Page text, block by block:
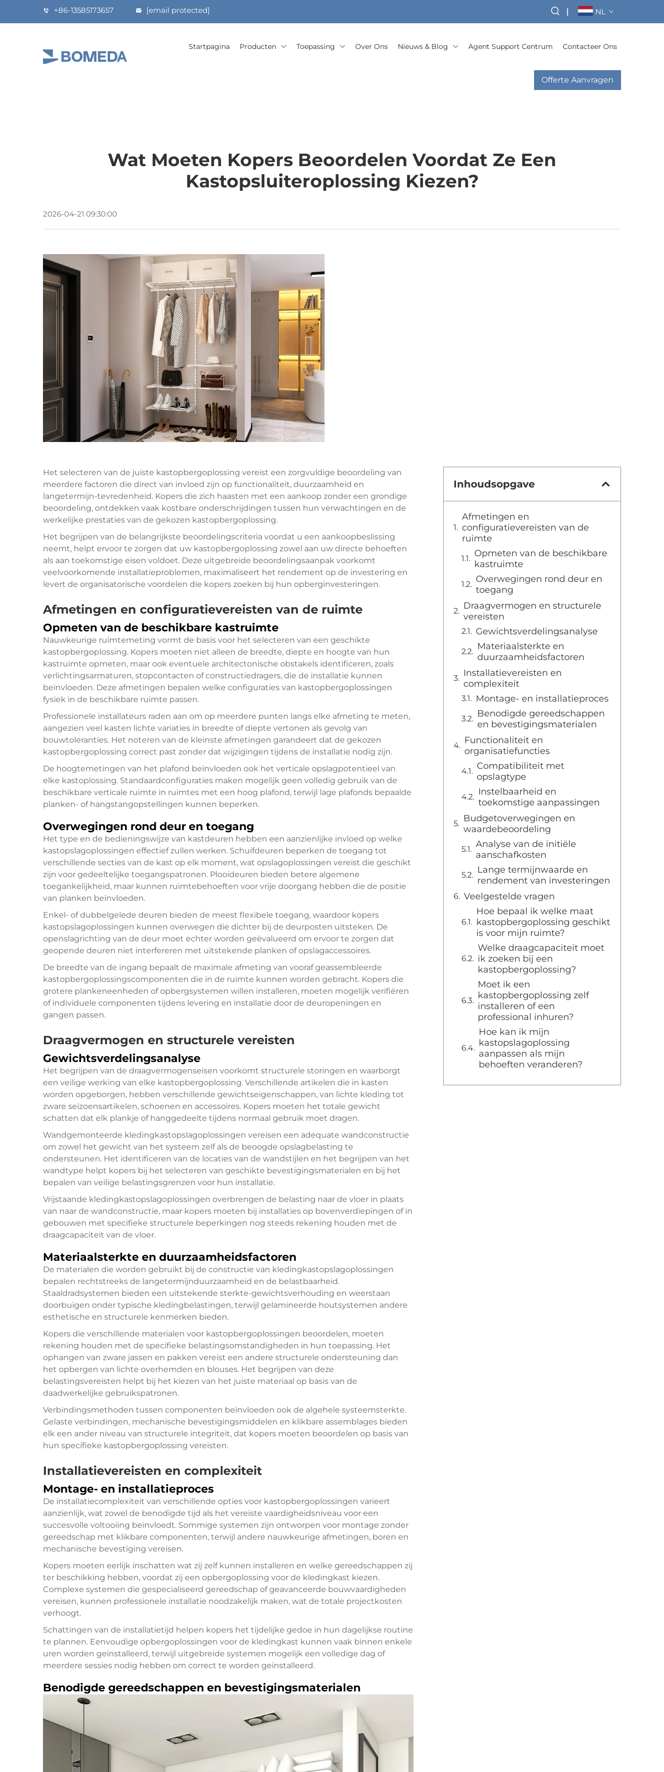
+86-13585173657 [email protected] | NL
Startpagina Producten Toepassing Over Ons Nieuws & Blog Agent Support Centrum Contacteer Ons
Offerte Aanvragen
Wat Moeten Kopers Beoordelen Voordat Ze Een
Kastopsluiteroplossing Kiezen?
2026-04-21 09:30:00
Het selecteren van de juiste kastopbergoplossing vereist een zorgvuldige beoordeling van
meerdere factoren die direct van invloed zijn op functionaliteit, duurzaamheid en
langetermijn-tevredenheid. Kopers die zich haasten met een aankoop zonder een grondige
beoordeling, ontdekken vaak kostbare onderschrijdingen tussen hun verwachtingen en de
werkelijke prestaties van de gekozen kastopbergoplossing.
Het begrijpen van de belangrijkste beoordelingscriteria voordat u een aankoopbeslissing
neemt, helpt ervoor te zorgen dat uw kastopbergoplossing zowel aan uw directe behoeften
als aan toekomstige eisen voldoet. Deze uitgebreide beoordelingsaanpak voorkomt
veelvoorkomende installatieproblemen, maximaliseert het rendement op de investering en
levert de organisatorische voordelen die kopers zoeken bij hun opberginvesteringen.
Afmetingen en configuratievereisten van de ruimte
Opmeten van de beschikbare kastruimte
Nauwkeurige ruimtemeting vormt de basis voor het selecteren van een geschikte
kastopbergoplossing. Kopers moeten niet alleen de breedte, diepte en hoogte van hun
kastruimte opmeten, maar ook eventuele architectonische obstakels identificeren, zoals
verlichtingsarmaturen, stopcontacten of constructiedragers, die de installatie kunnen
beïnvloeden. Deze afmetingen bepalen welke configuraties van kastopbergoplossingen
fysiek in de beschikbare ruimte passen.
Professionele installateurs raden aan om op meerdere punten langs elke afmeting te meten,
aangezien veel kasten lichte variaties in breedte of diepte vertonen als gevolg van
bouwtoleranties. Het noteren van de kleinste afmetingen garandeert dat de gekozen
kastopbergoplossing correct past zonder dat wijzigingen tijdens de installatie nodig zijn.
De hoogtemetingen van het plafond beïnvloeden ook het verticale opslagpotentieel van
elke kastoplossing. Standaardconfiguraties maken mogelijk geen volledig gebruik van de
beschikbare verticale ruimte in ruimtes met een hoog plafond, terwijl lage plafonds bepaalde
planken- of hangstangopstellingen kunnen beperken.
Overwegingen rond deur en toegang
Het type en de bedieningswijze van kastdeuren hebben een aanzienlijke invloed op welke
kastopslagoplossingen effectief zullen werken. Schuifdeuren beperken de toegang tot
verschillende secties van de kast op elk moment, wat opslagoplossingen vereist die geschikt
zijn voor gedeeltelijke toegangspatronen. Plooideuren bieden betere algemene
toegankelijkheid, maar kunnen ruimtebehoeften voor vrije doorgang hebben die de positie
van planken beïnvloeden.
Enkel- of dubbelgelede deuren bieden de meest flexibele toegang, waardoor kopers
kastopslagoplossingen kunnen overwegen die dichter bij de deurposten uitsteken. De
openslagrichting van de deur moet echter worden geëvalueerd om ervoor te zorgen dat
geopende deuren niet interfereren met uitstekende planken of opslagaccessoires.
De breedte van de ingang bepaalt de maximale afmeting van vooraf geassembleerde
kastopbergoplossingscomponenten die in de ruimte kunnen worden gebracht. Kopers die
grotere plankeneenheden of opbergsystemen willen installeren, moeten mogelijk verifiëren
of individuele componenten tijdens levering en installatie door de deuropeningen en
gangen passen.
Draagvermogen en structurele vereisten
Gewichtsverdelingsanalyse
Het begrijpen van de draagvermogenseisen voorkomt structurele storingen en waarborgt
een veilige werking van elke kastopbergoplossing. Verschillende artikelen die in kasten
worden opgeborgen, hebben verschillende gewichtseigenschappen, van lichte kleding tot
zware seizoensartikelen, schoenen en accessoires. Kopers moeten het totale gewicht
schatten dat elk plankje of hanggedeelte tijdens normaal gebruik moet dragen.
Wandgemonteerde kledingkastopslagoplossingen vereisen een adequate wandconstructie
om zowel het gewicht van het systeem zelf als de beoogde opslagbelasting te
ondersteunen. Het identificeren van de locaties van de wandstijlen en het begrijpen van het
wandtype helpt kopers bij het selecteren van geschikte bevestigingsmaterialen en bij het
bepalen van veilige belastingsgrenzen voor hun installatie.
Vrijstaande kledingkastopslagoplossingen overbrengen de belasting naar de vloer in plaats
van naar de wandconstructie, maar kopers moeten bij installaties op bovenverdiepingen of in
gebouwen met specifieke structurele beperkingen nog steeds rekening houden met de
draagcapaciteit van de vloer.
Materiaalsterkte en duurzaamheidsfactoren
De materialen die worden gebruikt bij de constructie van kledingkastopslagoplossingen
bepalen rechtstreeks de langetermijnduurzaamheid en de belastbaarheid.
Staaldradsystemen bieden een uitstekende sterkte-gewichtsverhouding en weerstaan
doorbuigen onder typische kledingbelastingen, terwijl gelamineerde houtsystemen andere
esthetische en structurele kenmerken bieden.
Kopers die verschillende materialen voor kastopbergoplossingen beoordelen, moeten
rekening houden met de specifieke belastingsomstandigheden in hun toepassing. Het
ophangen van zware jassen en pakken vereist een andere structurele ondersteuning dan
het opbergen van lichte overhemden en blouses. Het begrijpen van deze
belastingsvereisten helpt bij het kiezen van het juiste materiaal op basis van de
daadwerkelijke gebruikspatronen.
Verbindingsmethoden tussen componenten beïnvloeden ook de algehele systeemsterkte.
Gelaste verbindingen, mechanische bevestigingsmiddelen en klikbare assemblages bieden
elk een ander niveau van structurele integriteit, dat kopers moeten beoordelen op basis van
hun specifieke kastopbergoplossing vereisten.
Installatievereisten en complexiteit
Montage- en installatieproces
De installatiecomplexiteit van verschillende opties voor kastopbergoplossingen varieert
aanzienlijk, wat zowel de benodigde tijd als het vereiste vaardigheidsniveau voor een
succesvolle voltooiing beïnvloedt. Sommige systemen zijn ontworpen voor montage zonder
gereedschap met klikbare componenten, terwijl andere nauwkeurige afmetingen, boren en
mechanische bevestiging vereisen.
Kopers moeten eerlijk inschatten wat zij zelf kunnen installeren en welke gereedschappen zij
ter beschikking hebben, voordat zij een opbergoplossing voor de kledingkast kiezen.
Complexe systemen die gespecialiseerd gereedschap of geavanceerde bouwvaardigheden
vereisen, kunnen professionele installatie noodzakelijk maken, wat de totale projectkosten
verhoogt.
Schattingen van de installatietijd helpen kopers het tijdelijke gedoe in hun dagelijkse routine
te plannen. Eenvoudige opbergoplossingen voor de kledingkast kunnen vaak binnen enkele
uren worden geïnstalleerd, terwijl uitgebreide systemen mogelijk een volledige dag of
meerdere sessies nodig hebben om correct te worden geïnstalleerd.
Benodigde gereedschappen en bevestigingsmaterialen
Inhoudsopgave
Afmetingen en
configuratievereisten van de
ruimte
Opmeten van de beschikbare
kastruimte
Overwegingen rond deur en
toegang
Draagvermogen en structurele
vereisten
Gewichtsverdelingsanalyse
Materiaalsterkte en
duurzaamheidsfactoren
Installatievereisten en
complexiteit
Montage- en installatieproces
Benodigde gereedschappen
en bevestigingsmaterialen
Functionaliteit en
organisatiefuncties
Compatibiliteit met
opslagtype
Instelbaarheid en
toekomstige aanpassingen
Budgetoverwegingen en
waardebeoordeling
Analyse van de initiële
aanschafkosten
Lange termijnwaarde en
rendement van investeringen
Veelgestelde vragen
Hoe bepaal ik welke maat
kastopbergoplossing geschikt
is voor mijn ruimte?
Welke draagcapaciteit moet
ik zoeken bij een
kastopbergoplossing?
Moet ik een
kastopbergoplossing zelf
installeren of een
professional inhuren?
Hoe kan ik mijn
kastopslagoplossing
aanpassen als mijn
behoeften veranderen?